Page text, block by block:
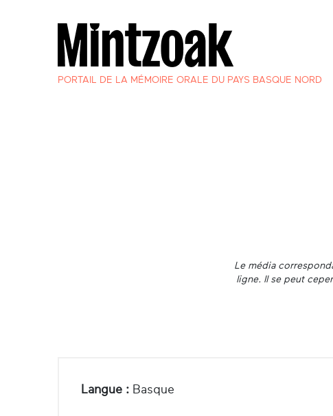
PORTAIL DE LA MÉMOIRE ORALE DU PAYS BASQUE NORD
Le média
ligne. Il se peut
Langue : Basque